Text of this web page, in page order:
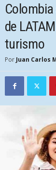
de
turismo
Por Juan Carlos